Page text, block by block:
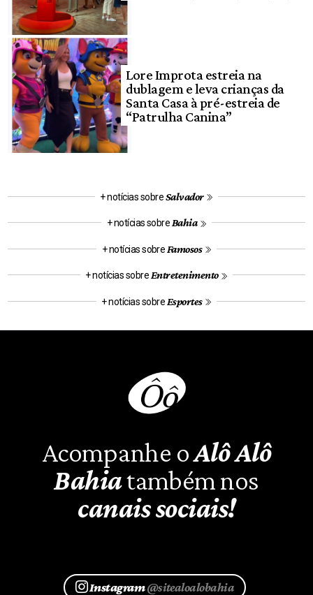
Lore Improta estreia na
dublagem e leva crianças da
Santa Casa à pré-estreia de
“Patrulha Canina”
+ notícias sobreSalvador
+ notícias sobreBahia
+ notícias sobre Famosos
+ notícias sobreEntretenimento
+ notícias sobre Esportes
Acompanhe oAlô Alô
Bahiatambém nos
canais sociais!
Instagram@sitealoalobahia